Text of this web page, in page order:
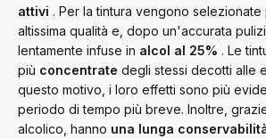
attivi . Per la tintura vengono selezionate
altissima qualità e, dopo un'accurata
lentamente infuse in alcol al 25% . Le
più concentrate degli stessi decotti alle
questo motivo, i loro effetti sono più
periodo di tempo più breve. Inoltre,
alcolico, hanno una lunga